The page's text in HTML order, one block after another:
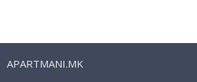
APARTMANI.MK